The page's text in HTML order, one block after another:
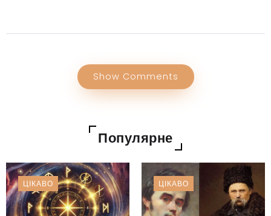
Show Comments
Популярне
ЦІКАВО ЦІКАВО